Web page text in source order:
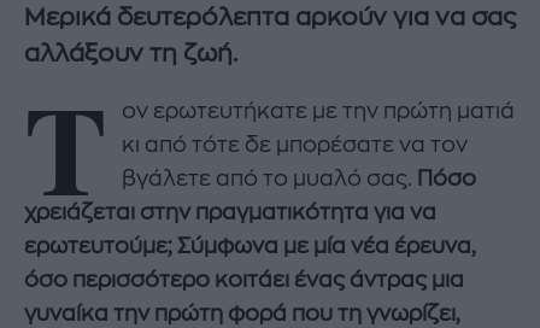
Μερικά δευτερόλεπτα αρκούν για να σας
αλλάξουν τη ζωή.
Τ
ον ερωτευτήκατε με την πρώτη ματιά
κι από τότε δε μπορέσατε να τον
βγάλετε από το μυαλό σας. Πόσο
χρειάζεται στην πραγματικότητα για να
ερωτευτούμε; Σύμφωνα με μία νέα έρευνα,
όσο περισσότερο κοιτάει ένας άντρας μια
γυναίκα την πρώτη φορά που τη γνωρίζει,